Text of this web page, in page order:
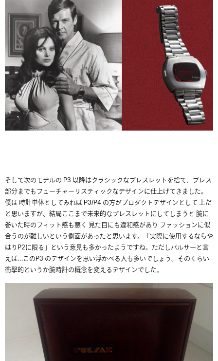
そして次のモデルの P3 以降はクラシックなブレスレットを捨て、ブレス
部分までもフューチャーリスティックなデザインに仕上げてきました。
僕は 時計単体としてみれば P3/P4 の方がプロダクトデザインとして 上だ
と思いますが、結局ここまで未来的なブレスレットにしてしまうと 腕に
巻いた時のフィット感も悪く 見た目にも違和感があり ファッションに似
合うのが難しいという側面があったと思います。「実際に使用するならや
はりP2に限る」という意見も多かったようですね。ただしパルサーと言
えば…このP3 のデザインを思い浮かべる人も多いでしょう。そのくらい
衝撃的というか腕時計の概念を変えるデザインでした。